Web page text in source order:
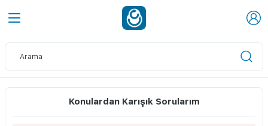
Konulardan Karışık Sorularım